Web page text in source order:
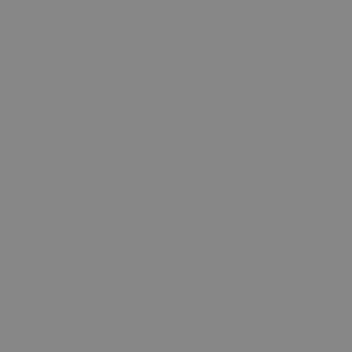
di analisi web
di siti
e misurare le
di Google) per